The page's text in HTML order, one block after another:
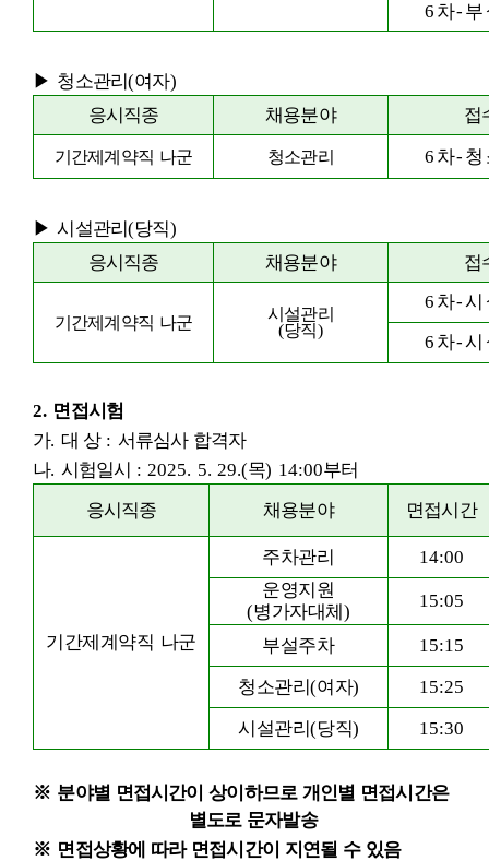
6 차-
▶ 청소관리(여자)
응시직종
채용분야 접
기간제계약직 나군 청소관리 6 차-
▶시설관리(당직)
응시직종
채용분야 접
기간제계약직 나군
시설관리
(당직)
6 차-
6 차-
2. 면접시험
가. 대 상 : 서류심사 합격자
나. 시험일시 : 2025. 5. 29.(목) 14:00부터
응시직종
채용분야 면접시간
기간제계약직 나군
주차관리
14:00
운영지원
(병가자대체)
15:05
부설주차
15:15
청소관리(여자)
15:25
시설관리(당직) 15:30
※ 분야별 면접시간이 상이하므로 개인별 면접시간은
별도로 문자발송
※ 면접상황에 따라 면접시간이 지연될 수 있음